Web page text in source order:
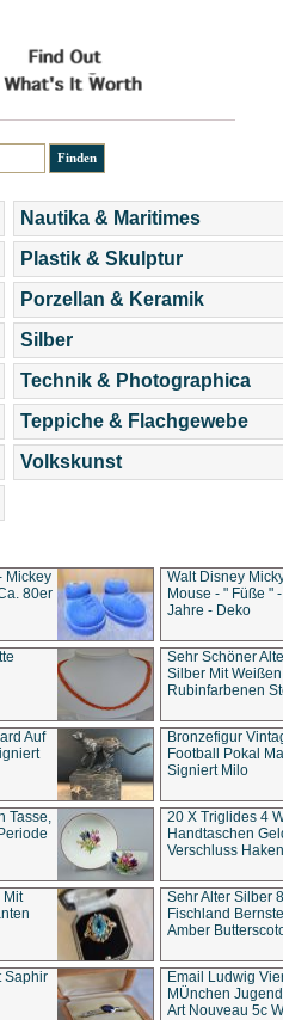
Nautika & Maritimes
Plastik & Skulptur
Porzellan & Keramik
Silber
Technik & Photographica
Teppiche & Flachgewebe
Volkskunst
Mickey
80er
Walt Disney
Mouse - " Füße "
Jahre - Deko
Sehr Schöner
Silber Mit Weißen
Rubinfarbenen
Auf
Bronzefigur
Football Pokal
Signiert Milo
Tasse,
20 X Triglides 4
Handtaschen
Verschluss
Mit
Sehr Alter Silber
Fischland
Amber
Saphir
Email Ludwig
MÜnchen
Art Nouveau 5c